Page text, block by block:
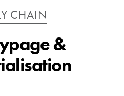
Catégories
CHAIN
&